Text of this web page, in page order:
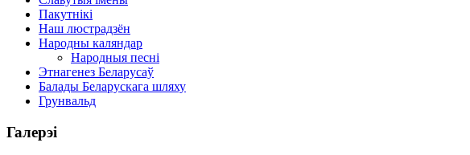
Пакутнікі
Наш люстрадзён
Народны каляндар
Народныя песні
Этнагенез Беларусаў
Балады Беларускага шляху
Грунвальд
Галерэі